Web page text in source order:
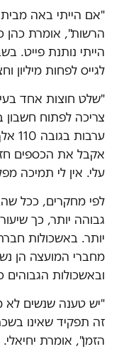
"אם הייתי באה
הרשות", אומרת כהן
הייתי נותנת פייט.
לגייס לפחות מיליון
צריכה לפתוח חשבון
אקבל את הכספים
עלי. אין לי תמיכה
לפי מחקרים, ככל
גבוהה יותר, כך
ובאשכולות הגבוהים כ-30
"יש טענה שנשים לא
זה תפקיד שאינו
הזמן", אומרת